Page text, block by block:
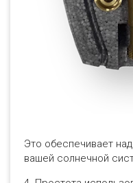
Это обеспечивает
вашей солнечной